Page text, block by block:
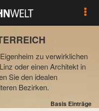
zu verwirklichen
oder einen Architekt in
Sie den idealen
Bezirken.
Basis Einträge